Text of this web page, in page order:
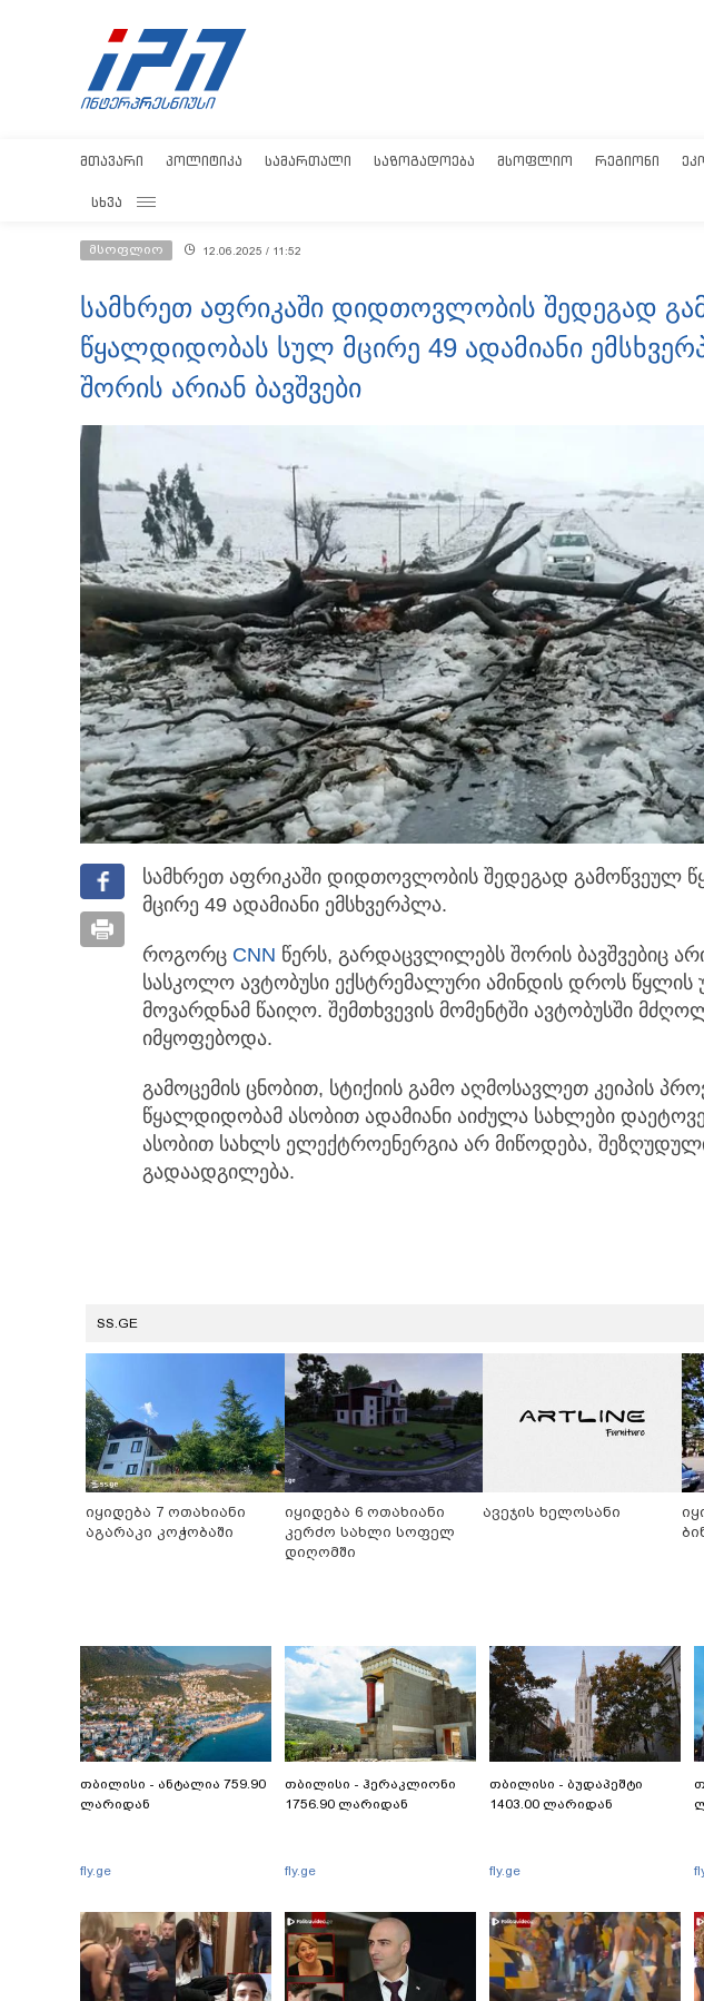
ᲛᲗᲐᲕᲐᲠᲘ ᲞᲝᲚᲘᲢᲘᲙᲐ ᲡᲐᲛᲐᲠᲗᲐᲚᲘ ᲡᲐᲖᲝᲒᲐᲓᲝᲔᲑᲐ ᲛᲡᲝᲤᲚᲘᲝ ᲠᲔᲒᲘᲝᲜᲘ
ᲡᲮᲕᲐ
მსოფლიო 12.06.2025 / 11:52
სამხრეთ აფრიკაში დიდთოვლობის შედეგად
წყალდიდობას სულ მცირე 49 ადამიანი
შორის არიან ბავშვები
სამხრეთ აფრიკაში დიდთოვლობის შედეგად გამოწვეულ
მცირე 49 ადამიანი ემსხვერპლა.
როგორც CNN წერს, გარდაცვლილებს შორის ბავშვებიც
სასკოლო ავტობუსი ექსტრემალური ამინდის დროს წყლის
მოვარდნამ წაიღო. შემთხვევის მომენტში ავტობუსში
იმყოფებოდა.
გამოცემის ცნობით, სტიქიის გამო აღმოსავლეთ კეიპის
წყალდიდობამ ასობით ადამიანი აიძულა სახლები
ასობით სახლს ელექტროენერგია არ მიწოდება,
გადაადგილება.
SS.GE
იყიდება 7 ოთახიანი
აგარაკი კოჭობაში
იყიდება 6 ოთახიანი
კერძო სახლი სოფელ
დიღომში
ავეჯის ხელოსანი
თბილისი - ანტალია 759.90
ლარიდან
fly.ge
თბილისი - ჰერაკლიონი
1756.90 ლარიდან
fly.ge
თბილისი - ბუდაპეშტი
1403.00 ლარიდან
fly.ge